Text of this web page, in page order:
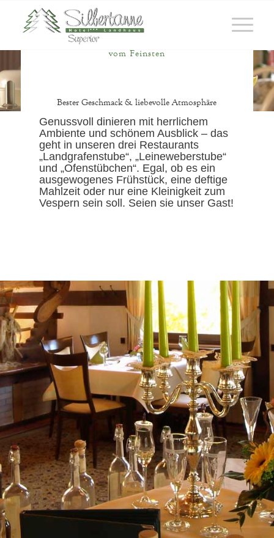
vom Feinsten
Bester Geschmack & liebevolle Atmosphäre
Genussvoll dinieren mit herrlichem
Ambiente und schönem Ausblick – das
geht in unseren drei Restaurants
„Landgrafenstube“, „Leineweberstube“
und „Ofenstübchen“. Egal, ob es ein
ausgewogenes Frühstück, eine deftige
Mahlzeit oder nur eine Kleinigkeit zum
Vespern sein soll. Seien sie unser Gast!